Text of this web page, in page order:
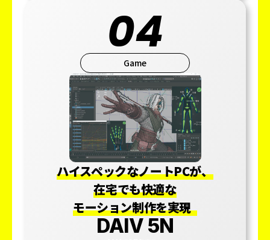
04
Game
ハイスペックなノートPCが、
在宅でも快適な
モーション制作を実現
DAIV 5N